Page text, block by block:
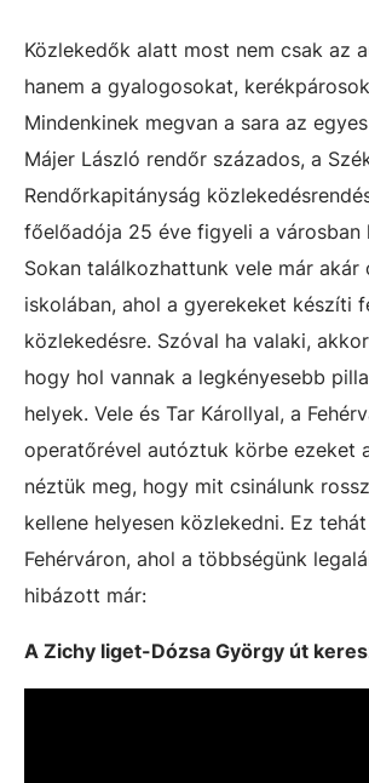
Közlekedők alatt most nem csak az
hanem a gyalogosokat,
Mindenkinek megvan a sara az
Májer László rendőr százados, a
Rendőrkapitányság
főelőadója 25 éve figyeli a városban
Sokan találkozhattunk vele már akár
iskolában, ahol a gyerekeket készíti
közlekedésre. Szóval ha valaki,
hogy hol vannak a legkényesebb
helyek. Vele és Tar Károllyal, a
operatőrével autóztuk körbe ezeket
néztük meg, hogy mit csinálunk
kellene helyesen közlekedni. Ez
Fehérváron, ahol a többségünk
hibázott már:
A Zichy liget-Dózsa György út